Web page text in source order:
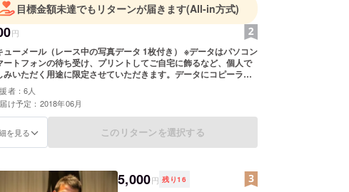
目標金額未達でもリターンが届きます(All-in方式)
円
ューメール（レース中の写真データ 1枚付き） ※データはパソコン
ートフォンの待ち受け、プリントしてご自宅に飾るなど、個人で
みいただく用途に限定させていただきます。データにコピーライ
載させていただきますのでご了承ください。
者：6人
け予定：2018年06月
を見る このリターンを選択する
5,000円 残り16